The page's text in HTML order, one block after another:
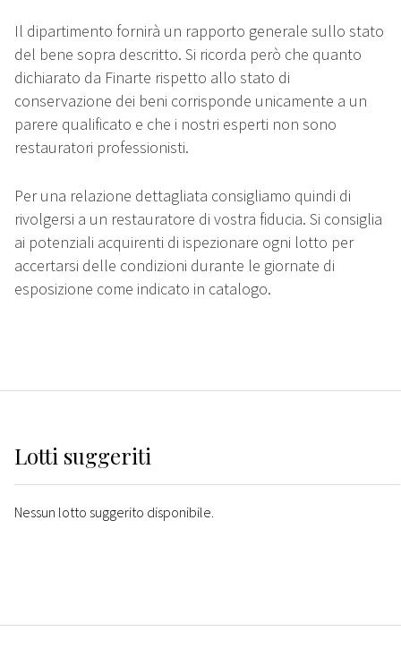
Il dipartimento fornirà un rapporto generale sullo stato
del bene sopra descritto. Si ricorda però che quanto
dichiarato da Finarte rispetto allo stato di
conservazione dei beni corrisponde unicamente a un
parere qualificato e che i nostri esperti non sono
restauratori professionisti.
Per una relazione dettagliata consigliamo quindi di
rivolgersi a un restauratore di vostra fiducia. Si consiglia
ai potenziali acquirenti di ispezionare ogni lotto per
accertarsi delle condizioni durante le giornate di
esposizione come indicato in catalogo.
Lotti suggeriti
Nessun lotto suggerito disponibile.